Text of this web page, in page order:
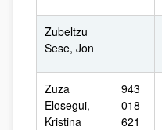
Zubeltzu
Sese, Jon
Zuza
Elosegui,
Kristina
943
018
621